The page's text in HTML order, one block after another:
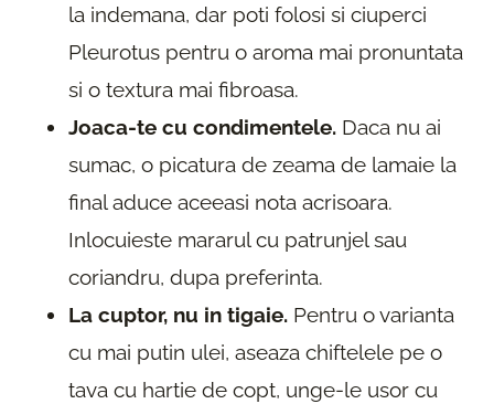
la indemana, dar poti folosi si ciuperci
Pleurotus pentru o aroma mai pronuntata
si o textura mai fibroasa.
Joaca-te cu condimentele. Daca nu ai
sumac, o picatura de zeama de lamaie la
final aduce aceeasi nota acrisoara.
Inlocuieste mararul cu patrunjel sau
coriandru, dupa preferinta.
La cuptor, nu in tigaie. Pentru o varianta
cu mai putin ulei, aseaza chiftelele pe o
tava cu hartie de copt, unge-le usor cu